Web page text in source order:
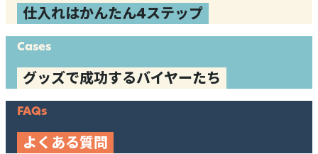
仕入れはかんたん4ステップ
Cases
グッズで成功するバイヤーたち
FAQs
よくある質問